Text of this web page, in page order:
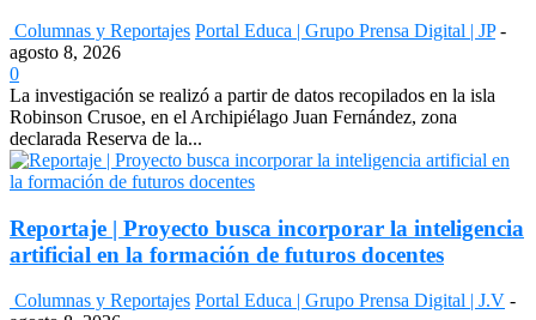
Columnas y Reportajes Portal Educa | Grupo Prensa Digital | JP -
agosto 8, 2026
0
La investigación se realizó a partir de datos recopilados en la isla
Robinson Crusoe, en el Archipiélago Juan Fernández, zona
declarada Reserva de la...
Reportaje | Proyecto busca incorporar la inteligencia
artificial en la formación de futuros docentes
Columnas y Reportajes Portal Educa | Grupo Prensa Digital | J.V -